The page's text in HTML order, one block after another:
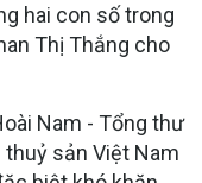
hai con số trong
Thị Thắng cho
Nam - Tổng thư
thuỷ sản Việt Nam